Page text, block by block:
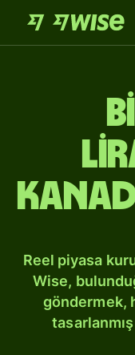
Reel piyasa
Wise,
göndermek,